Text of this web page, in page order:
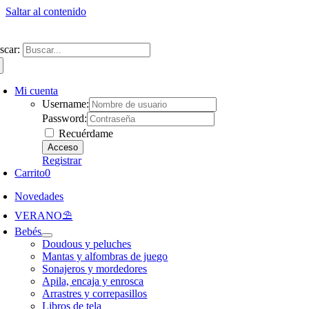
Saltar al contenido
Mi cuenta
Username:
Password:
Recuérdame
Registrar
Carrito0
Novedades
VERANO⛱️​
Bebés
Doudous y peluches
Mantas y alfombras de juego
Sonajeros y mordedores
Apila, encaja y enrosca
Arrastres y correpasillos
Libros de tela